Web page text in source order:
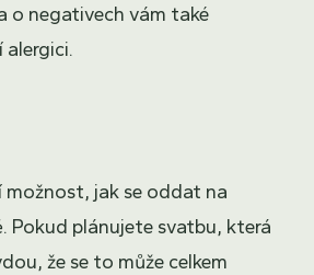
o negativech vám také
alergici.
jak se oddat na
Pokud plánujete svatbu, která
že se to může celkem